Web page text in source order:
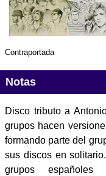
Contraportada
Notas
Disco tributo a
grupos hacen
formando parte del
sus discos en
grupos